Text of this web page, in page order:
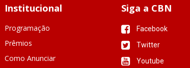
Institucional
Programação
Prêmios
Como Anunciar
Siga a CBN
Facebook
Twitter
Youtube